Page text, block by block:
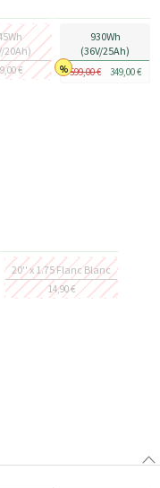
20Ah)
€
930Wh
(36V/25Ah)
599,00 € 349,00 €
20'' x 1.75 Flanc Blanc
14,90 €